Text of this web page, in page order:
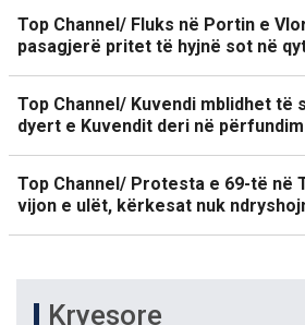
Top Channel/ Fluks në Portin e
pasagjerë pritet të hyjnë sot në
Top Channel/ Kuvendi mblidhet të
dyert e Kuvendit deri në
Top Channel/ Protesta e 69-të në
vijon e ulët, kërkesat nuk
Kryesore